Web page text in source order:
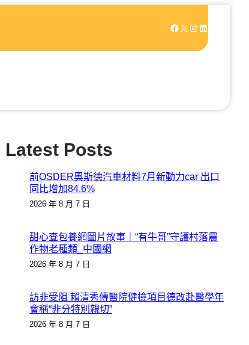
Facebook X Instagram LinkedIn
Latest Posts
前OSDER奧斯德汽車材料7月新動力car 出口
同比增加84.6%
2026 年 8 月 7 日
甜心查包養網圖片故事｜“有牛哥”守護村落農
作物老種類_中國網
2026 年 8 月 7 日
訪非受阻 賴清秀傳醫院健檢項目德改赴醫學年
會稱“非分特別親切”
2026 年 8 月 7 日